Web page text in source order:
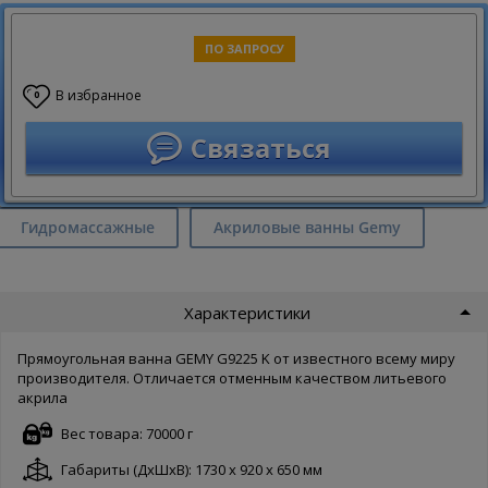
ПО ЗАПРОСУ
0 В избранное
Связаться
Гидромассажные Акриловые ванны Gemy
Характеристики
Прямоугольная ванна GEMY G9225 K от известного всему миру
производителя. Отличается отменным качеством литьевого
акрила
Вес товара: 70000 г
Габариты (ДxШxВ): 1730 x 920 x 650 мм